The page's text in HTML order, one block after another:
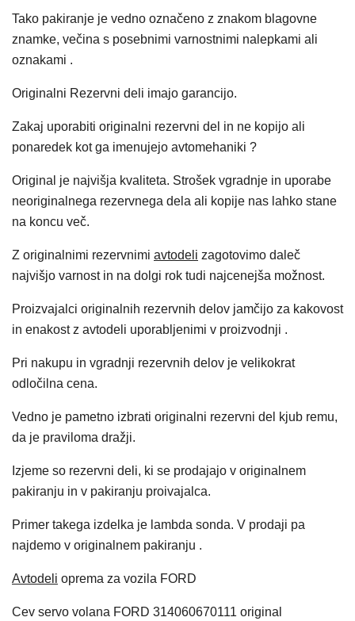
Tako pakiranje je vedno označeno z znakom blagovne
znamke, večina s posebnimi varnostnimi nalepkami ali
oznakami .
Originalni Rezervni deli imajo garancijo.
Zakaj uporabiti originalni rezervni del in ne kopijo ali
ponaredek kot ga imenujejo avtomehaniki ?
Original je najvišja kvaliteta. Strošek vgradnje in uporabe
neoriginalnega rezervnega dela ali kopije nas lahko stane
na koncu več.
Z originalnimi rezervnimi avtodeli zagotovimo daleč
najvišjo varnost in na dolgi rok tudi najcenejša možnost.
Proizvajalci originalnih rezervnih delov jamčijo za kakovost
in enakost z avtodeli uporabljenimi v proizvodnji .
Pri nakupu in vgradnji rezervnih delov je velikokrat
odločilna cena.
Vedno je pametno izbrati originalni rezervni del kjub remu,
da je praviloma dražji.
Izjeme so rezervni deli, ki se prodajajo v originalnem
pakiranju in v pakiranju proivajalca.
Primer takega izdelka je lambda sonda. V prodaji pa
najdemo v originalnem pakiranju .
Avtodeli oprema za vozila FORD
Cev servo volana FORD 314060670111 original